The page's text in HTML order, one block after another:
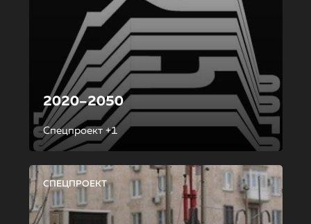
2020–2050
Спецпроект +1
СПЕЦПРОЕКТ